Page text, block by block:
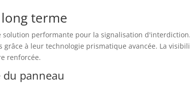
terme
solution performante pour la signalisation d'interdiction.
à leur technologie prismatique avancée. La
renforcée.
du panneau